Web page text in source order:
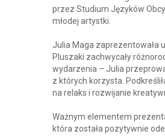
przez Studium Języków
młodej artystki.
Julia Maga zaprezentowała
Pluszaki zachwycały
wydarzenia – Julia
z których korzysta.
na relaks i rozwijanie
Ważnym elementem
która została pozytywnie